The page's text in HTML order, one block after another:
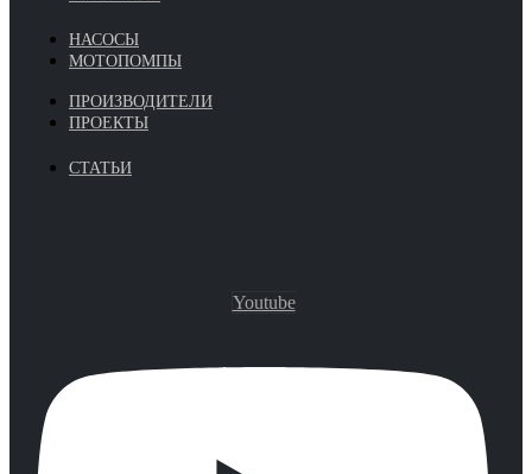
НАСОСЫ
МОТОПОМПЫ
ПРОИЗВОДИТЕЛИ
ПРОЕКТЫ
СТАТЬИ
Youtube